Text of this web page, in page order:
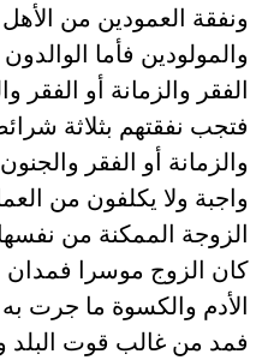
والمولودين فأما
الفقر والزمانة أو الفقر
فتجب نفقتهم بثلاثة
والزمانة أو الفقر
واجبة ولا يكلفون من
الزوجة الممكنة من
كان الزوج موسرا
الأدم والكسوة ما جرت
فمد من غالب قوت البلد